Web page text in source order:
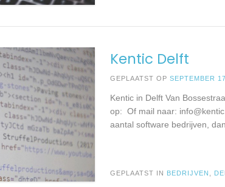
Kentic Delft
GEPLAATST OPSEPTEMBER
Kentic in Delft Van
op: Of mail naar:
aantal software bedrijven,
GEPLAATST IN BEDRIJVEN